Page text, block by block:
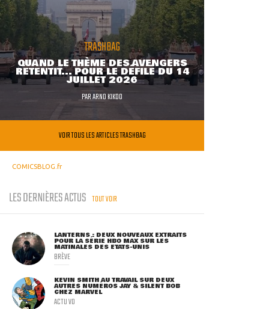
TRASHBAG
QUAND LE THÈME DES AVENGERS
RETENTIT... POUR LE DÉFILÉ DU 14
JUILLET 2026
PARARNO KIKOO
VOIR TOUS LES ARTICLES TRASHBAG
COMICSBLOG.fr
LES DERNIÈRES ACTUS TOUT VOIR
LANTERNS : DEUX NOUVEAUX EXTRAITS
POUR LA SÉRIE HBO MAX SUR LES
MATINALES DES ETATS-UNIS
BRÈVE
KEVIN SMITH AU TRAVAIL SUR DEUX
AUTRES NUMÉROS JAY & SILENT BOB
CHEZ MARVEL
ACTU VO